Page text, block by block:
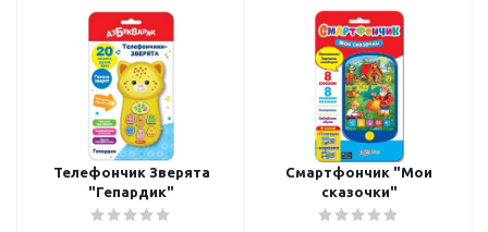
Телефончик Зверята
"Гепардик"
Смартфончик "Мои
сказочки"